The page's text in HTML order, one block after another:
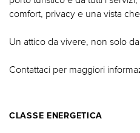
comfort, privacy e una vista
Un attico da vivere, non solo
Contattaci per maggiori
CLASSE ENERGETICA